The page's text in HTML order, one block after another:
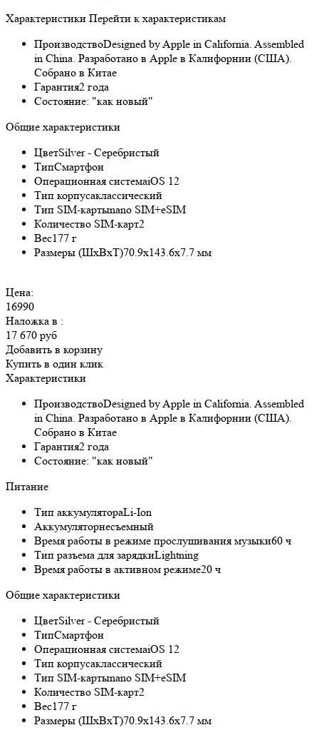
Характеристики Перейти к характеристикам
ПроизводствоDesigned by Apple in California. Assembled
in China. Разработано в Apple в Калифорнии (США).
Собрано в Китае
Гарантия2 года
Состояние: "как новый"
Общие характеристики
ЦветSilver - Серебристый
ТипСмартфон
Операционная системаiOS 12
Тип корпусаклассический
Тип SIM-картыnano SIM+eSIM
Количество SIM-карт2
Вес177 г
Размеры (ШxВxТ)70.9x143.6x7.7 мм
Цена:
16990
Наложка в :
17 670 руб
Добавить в корзину
Купить в один клик
Характеристики
ПроизводствоDesigned by Apple in California. Assembled
in China. Разработано в Apple в Калифорнии (США).
Собрано в Китае
Гарантия2 года
Состояние: "как новый"
Питание
Тип аккумулятораLi-Ion
Аккумуляторнесъемный
Время работы в режиме прослушивания музыки60 ч
Тип разъема для зарядкиLightning
Время работы в активном режиме20 ч
Общие характеристики
ЦветSilver - Серебристый
ТипСмартфон
Операционная системаiOS 12
Тип корпусаклассический
Тип SIM-картыnano SIM+eSIM
Количество SIM-карт2
Вес177 г
Размеры (ШxВxТ)70.9x143.6x7.7 мм